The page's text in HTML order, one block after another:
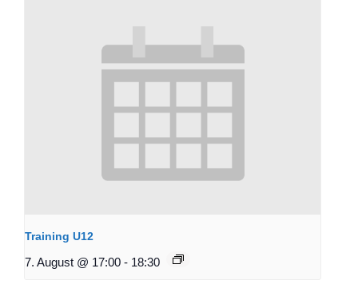
Training U12
7. August @ 17:00 - 18:30